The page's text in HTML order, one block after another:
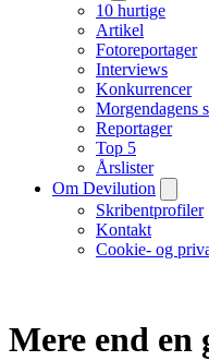
10 hurtige
Artikel
Fotoreportager
Interviews
Konkurrencer
Morgendagens
Reportager
Top 5
Årslister
Om Devilution
Skribentprofiler
Kontakt
Cookie- og
Mere end en